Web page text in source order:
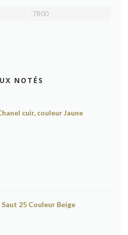
Prix
NOTÉS
cuir, couleur Jaune
Saut 25 Couleur Beige